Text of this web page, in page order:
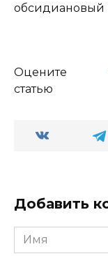
обсидиановый
Оцените
статью
Добавить
Имя